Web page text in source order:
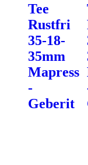
Tee
Rustfri
35-18-
35mm
Mapress
-
Geberit